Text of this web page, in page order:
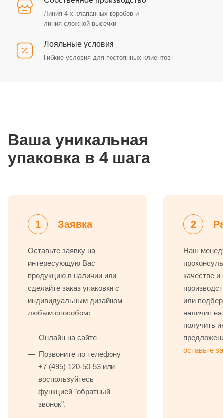
Линия 4-х клапанных коробов и
линия сложной высечки
Лояльные условия
Гибкие условия для постоянных клиентов
Ваша уникальная
упаковка в 4 шага
1 Заявка
Оставьте заявку на
интересующую Вас
продукцию в наличии или
сделайте заказ упаковки с
индивидуальным дизайном
любым способом:
Онлайн на сайте
Позвоните по телефону
+7 (495) 120-50-53 или
воспользуйтесь
функцией "обратный
звонок".
2
Наш
качестве и
или
наличия
получить
оставьте